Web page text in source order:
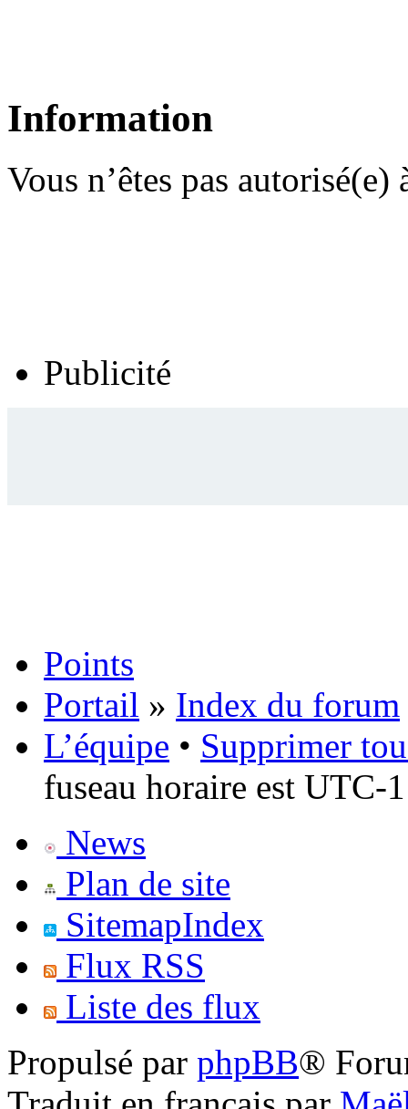
Information
Vous n’êtes pas autorisé(e)
Publicité
Points
Portail » Index du forum
L’équipe • Supprimer
fuseau horaire est UTC-
News
Plan de site
SitemapIndex
Flux RSS
Liste des flux
Propulsé par phpBB®